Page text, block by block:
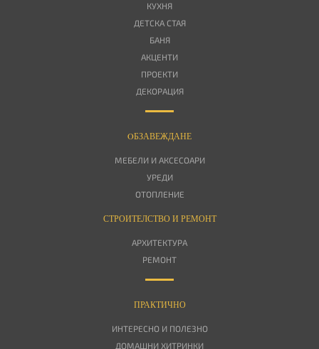
КУХНЯ
ДЕТСКА СТАЯ
БАНЯ
АКЦЕНТИ
ПРОЕКТИ
ДЕКОРАЦИЯ
OБЗАВЕЖДАНЕ
МЕБЕЛИ И АКСЕСОАРИ
УРЕДИ
ОТОПЛЕНИЕ
СТРОИТЕЛСТВО И РЕМОНТ
АРХИТЕКТУРА
РЕМОНТ
ПРАКТИЧНО
ИНТЕРЕСНО И ПОЛЕЗНО
ДОМАШНИ ХИТРИНКИ